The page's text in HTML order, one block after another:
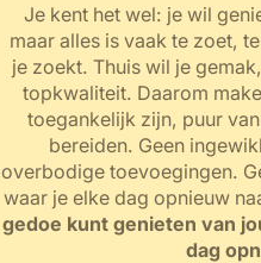
Je kent het wel: je wil
maar alles is vaak te zoet,
je zoekt. Thuis wil je
topkwaliteit. Daarom
toegankelijk zijn, puur
bereiden. Geen
overbodige toevoegingen.
waar je elke dag opnieuw
gedoe kunt genieten van
dag